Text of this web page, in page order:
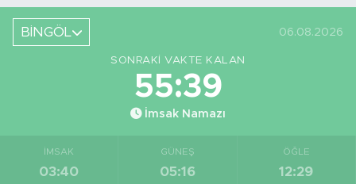
BİNGÖL 06.08.2026
SONRAKI VAKTE KALAN
55:39
İmsak Namazı
İMSAK
03:40
GÜNEŞ
05:16
ÖĞLE
12:29